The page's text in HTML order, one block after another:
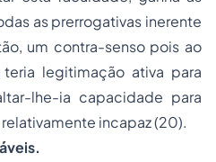
as prerrogativas inerente
um contra-senso pois ao
legitimação ativa para
lhe-ia capacidade para
relativamente incapaz (20).